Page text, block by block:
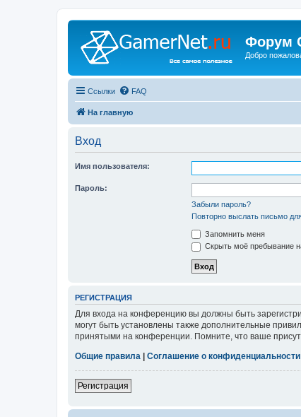
Форум
Добро
Ссылки FAQ
На главную
Вход
Имя пользователя:
Пароль:
Забыли пароль?
Повторно выслать письмо
Запомнить меня
Скрыть моё пребывание
РЕГИСТРАЦИЯ
Для входа на конференцию вы должны быть
могут быть установлены также дополнительные
принятыми на конференции. Помните, что ваше
Общие правила
Соглашение о конфиденциальности
Регистрация